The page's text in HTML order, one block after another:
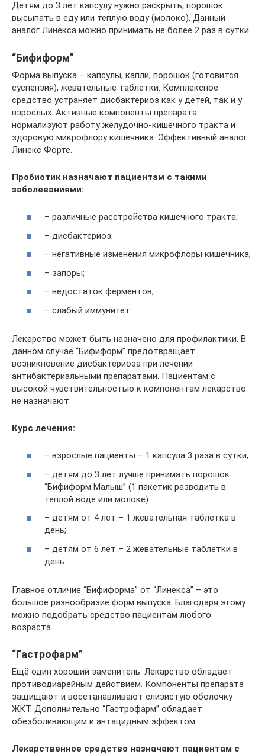
Детям до 3 лет капсулу нужно раскрыть, порошок
высыпать в еду или теплую воду (молоко). Данный
аналог Линекса можно принимать не более 2 раз в сутки.
“Бифиформ”
Форма выпуска – капсулы, капли, порошок (готовится
суспензия), жевательные таблетки. Комплексное
средство устраняет дисбактериоз как у детей, так и у
взрослых. Активные компоненты препарата
нормализуют работу желудочно-кишечного тракта и
здоровую микрофлору кишечника. Эффективный аналог
Линекс Форте.
Пробиотик назначают пациентам с такими
заболеваниями:
– различные расстройства кишечного тракта;
– дисбактериоз;
– негативные изменения микрофлоры кишечника;
– запоры;
– недостаток ферментов;
– слабый иммунитет.
Лекарство может быть назначено для профилактики. В
данном случае “Бифиформ” предотвращает
возникновение дисбактериоза при лечении
антибактериальными препаратами. Пациентам с
высокой чувствительностью к компонентам лекарство
не назначают.
Курс лечения:
– взрослые пациенты – 1 капсула 3 раза в сутки;
– детям до 3 лет лучше принимать порошок
“Бифиформ Малыш” (1 пакетик разводить в
теплой воде или молоке).
– детям от 4 лет – 1 жевательная таблетка в
день;
– детям от 6 лет – 2 жевательные таблетки в
день.
Главное отличие “Бифиформа” от “Линекса” – это
большое разнообразие форм выпуска. Благодаря этому
можно подобрать средство пациентам любого
возраста.
“Гастрофарм”
Ещё один хороший заменитель. Лекарство обладает
противодиарейным действием. Компоненты препарата
защищают и восстанавливают слизистую оболочку
ЖКТ. Дополнительно “Гастрофарм” обладает
обезболивающим и антацидным эффектом.
Лекарственное средство назначают пациентам с